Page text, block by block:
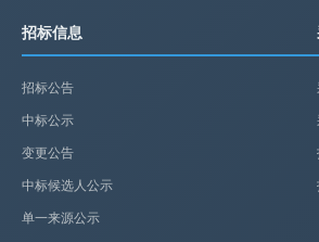
招标信息
招标公告
中标公示
变更公告
中标候选人公示
单一来源公示